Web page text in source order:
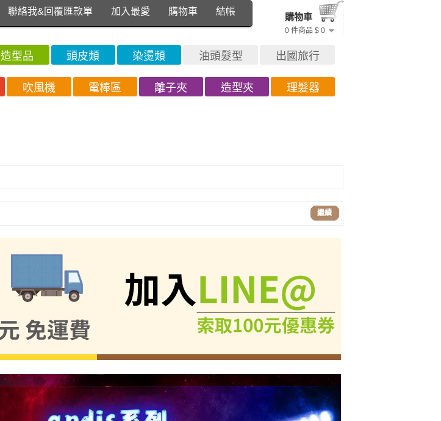
購物車
0 件商品 $ 0
聯絡我&回覆匯款單 加入最愛 購物車 結帳
造型品 頭皮類 染燙類 油頭髮型
出國旅行
吹風機 電棒區 離子夾 造型夾 理髮器
繼續